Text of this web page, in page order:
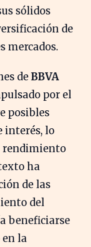
sólidos
de
mercados.
de BBVA
por el
posibles
interés, lo
rendimiento
ha
de las
del
beneficiarse
la